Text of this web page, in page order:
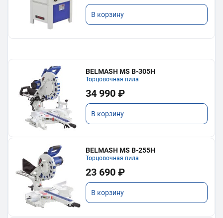
В корзину
BELMASH MS B-305H
Торцовочная пила
34 990 ₽
В корзину
BELMASH MS B-255H
Торцовочная пила
23 690 ₽
В корзину